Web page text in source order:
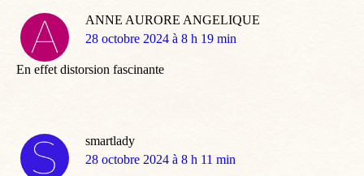
ANNE AURORE ANGELIQUE
dit
28 octobre 2024 à 8 h 19 min
En effet distorsion fascinante
smartlady
dit
28 octobre 2024 à 8 h 11 min